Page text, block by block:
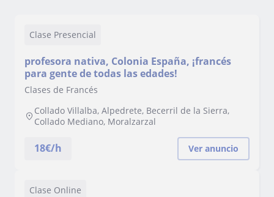
Clase Presencial
profesora nativa, Colonia España, ¡francés
para gente de todas las edades!
Clases de Francés
Collado Villalba, Alpedrete, Becerril de la Sierra,
Collado Mediano, Moralzarzal
18€/h Ver anuncio
Clase Online